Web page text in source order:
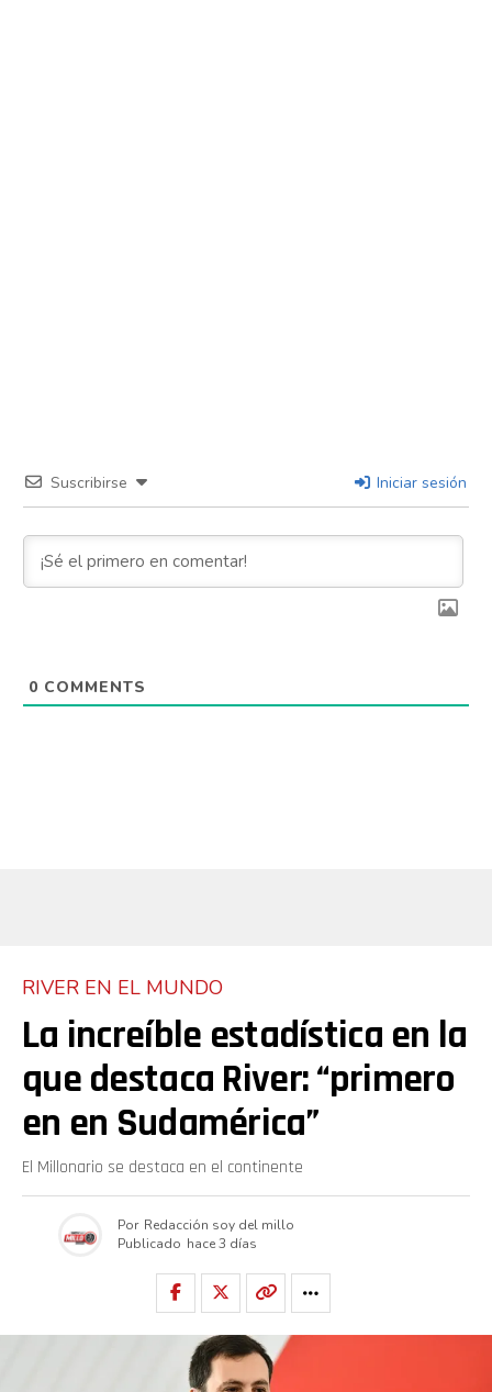
Suscribirse Iniciar sesión
0 COMMENTS
RIVER EN EL MUNDO
La increíble estadística en la
que destaca River: “primero
en en Sudamérica”
El Millonario se destaca en el continente
Por Redacción soy del millo
Publicado hace 3 días